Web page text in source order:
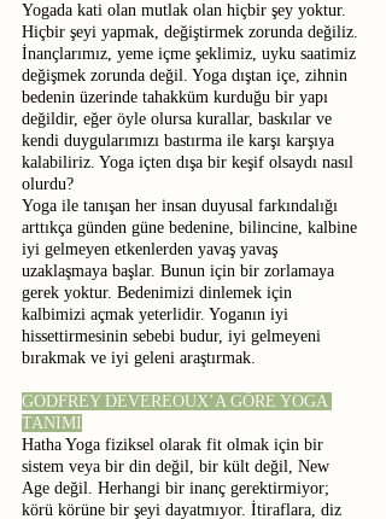
Yogada kati olan mutlak olan hiçbir şey yoktur.
Hiçbir şeyi yapmak, değiştirmek zorunda değiliz.
İnançlarımız, yeme içme şeklimiz, uyku saatimiz
değişmek zorunda değil. Yoga dıştan içe, zihnin
bedenin üzerinde tahakküm kurduğu bir yapı
değildir, eğer öyle olursa kurallar, baskılar ve
kendi duygularımızı bastırma ile karşı karşıya
kalabiliriz. Yoga içten dışa bir keşif olsaydı nasıl
olurdu?
Yoga ile tanışan her insan duyusal farkındalığı
arttıkça günden güne bedenine, bilincine, kalbine
iyi gelmeyen etkenlerden yavaş yavaş
uzaklaşmaya başlar. Bunun için bir zorlamaya
gerek yoktur. Bedenimizi dinlemek için
kalbimizi açmak yeterlidir. Yoganın iyi
hissettirmesinin sebebi budur, iyi gelmeyeni
bırakmak ve iyi geleni araştırmak.
GODFREY DEVEREOUX’A GÖRE YOGA
TANIMI
Hatha Yoga fiziksel olarak fit olmak için bir
sistem veya bir din değil, bir kült değil, New
Age değil. Herhangi bir inanç gerektirmiyor;
körü körüne bir şeyi dayatmıyor. İtiraflara, diz